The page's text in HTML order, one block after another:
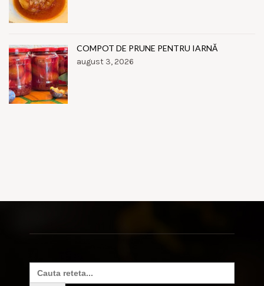
COMPOT DE PRUNE PENTRU IARNĂ
august 3, 2026
Search
for: